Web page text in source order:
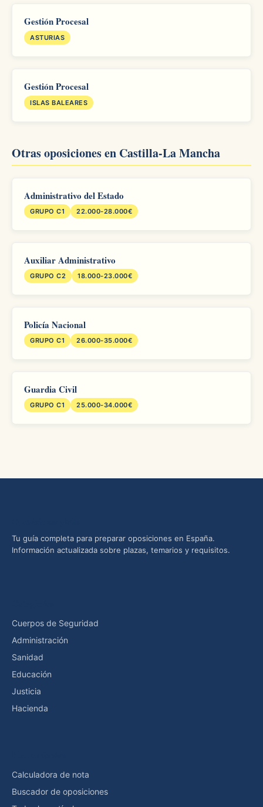
Gestión Procesal
ASTURIAS
Gestión Procesal
ISLAS BALEARES
Otras oposiciones en Castilla-La Mancha
Administrativo del Estado
GRUPO C1 22.000-28.000€
Auxiliar Administrativo
GRUPO C2 18.000-23.000€
Policía Nacional
GRUPO C1 26.000-35.000€
Guardia Civil
GRUPO C1 25.000-34.000€
Tu guía completa para preparar oposiciones en España.
Información actualizada sobre plazas, temarios y requisitos.
Cuerpos de Seguridad
Administración
Sanidad
Educación
Justicia
Hacienda
Calculadora de nota
Buscador de oposiciones